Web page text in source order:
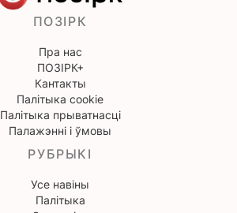
ПОЗІРК
Пра нас
ПОЗІРК+
Кантакты
Палітыка cookie
Палітыка прыватнасці
Палажэнні і ўмовы
РУБРЫКІ
Усе навіны
Палітыка